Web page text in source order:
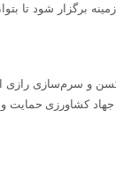
برگزار شود تا
و سرم‌سازی
کشاورزی حمایت و